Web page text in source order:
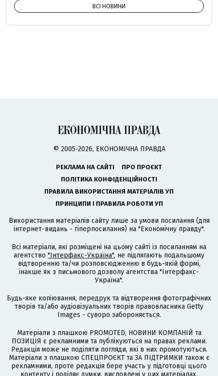
ВСІ НОВИНИ
© 2005-2026, ЕКОНОМІЧНА ПРАВДА
РЕКЛАМА НА САЙТІ
ПРО ПРОЄКТ
ПОЛІТИКА КОНФІДЕНЦІЙНОСТІ
ПРАВИЛА ВИКОРИСТАННЯ МАТЕРІАЛІВ УП
ПРИНЦИПИ І ПРАВИЛА РОБОТИ УП
Використання матеріалів сайту лише за умови посилання (для
інтернет-видань - гіперпосилання) на "Економічну правду".
Всі матеріали, які розміщені на цьому сайті із посиланням на
агентство "Інтерфакс-Україна", не підлягають подальшому
відтворенню та/чи розповсюдженню в будь-якій формі,
інакше як з письмового дозволу агентства "Інтерфакс-
Україна".
Будь-яке копіювання, передрук та відтворення фотографічних
творів та/або аудіовізуальних творів правовласника Getty
Images - суворо забороняється.
Матеріали з плашкою PROMOTED, НОВИНИ КОМПАНІЙ та
ПОЗИЦІЯ є рекламними та публікуються на правах реклами.
Редакція може не поділяти погляди, які в них промотуються.
Матеріали з плашкою СПЕЦПРОЄКТ та ЗА ПІДТРИМКИ також є
рекламними, проте редакція бере участь у підготовці цього